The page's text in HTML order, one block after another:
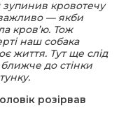
зупинив кровотечу
— якби
кров’ю. Тож
наш собака
життя. Тут ще слід
до стінки
розірвав